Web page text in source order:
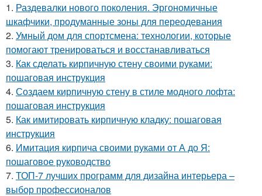
1. Раздевалки нового поколения. Эргономичные
шкафчики, продуманные зоны для переодевания
2. Умный дом для спортсмена: технологии, которые
помогают тренироваться и восстанавливаться
3. Как сделать кирпичную стену своими руками:
пошаговая инструкция
4. Создаем кирпичную стену в стиле модного лофта:
пошаговая инструкция
5. Как имитировать кирпичную кладку: пошаговая
инструкция
6. Имитация кирпича своими руками от А до Я:
пошаговое руководство
7. ТОП-7 лучших программ для дизайна интерьера –
выбор профессионалов